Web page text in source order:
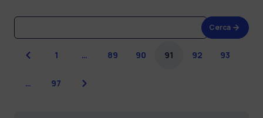
Cerca
Previous
1 … 89 90 91 92 93
… 97 Next